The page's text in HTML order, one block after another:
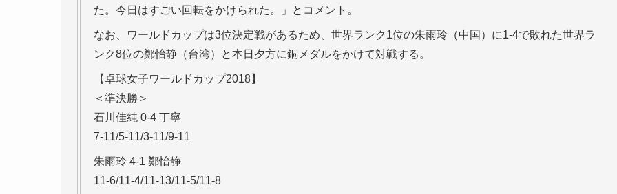
た。今日はすごい回転をかけられた。」とコメント。
なお、ワールドカップは3位決定戦があるため、世界ランク1位の朱雨玲（中国）に1-4で敗れた世界ラ
ンク8位の鄭怡静（台湾）と本日夕方に銅メダルをかけて対戦する。
【卓球女子ワールドカップ2018】
＜準決勝＞
石川佳純 0-4 丁寧
7-11/5-11/3-11/9-11
朱雨玲 4-1 鄭怡静
11-6/11-4/11-13/11-5/11-8